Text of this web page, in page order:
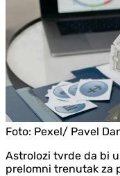
Foto: Pexel/ Pavel
Astrolozi tvrde da bi
prelomni trenutak za